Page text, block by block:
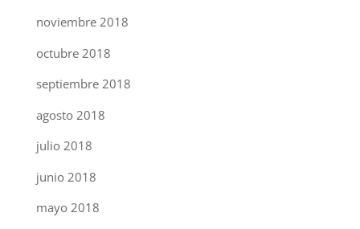
noviembre 2018
octubre 2018
septiembre 2018
agosto 2018
julio 2018
junio 2018
mayo 2018